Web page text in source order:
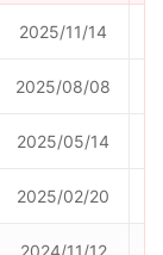
2025/11/14
2025/08/08
2025/05/14
2025/02/20
2024/11/12